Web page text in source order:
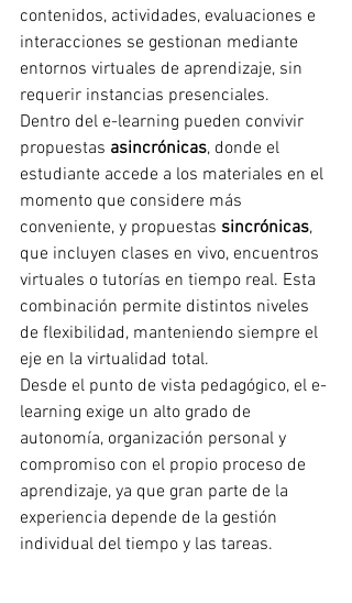
contenidos, actividades, evaluaciones e
interacciones se gestionan mediante
entornos virtuales de aprendizaje, sin
requerir instancias presenciales.
Dentro del e-learning pueden convivir
propuestas asincrónicas, donde el
estudiante accede a los materiales en el
momento que considere más
conveniente, y propuestas sincrónicas,
que incluyen clases en vivo, encuentros
virtuales o tutorías en tiempo real. Esta
combinación permite distintos niveles
de flexibilidad, manteniendo siempre el
eje en la virtualidad total.
Desde el punto de vista pedagógico, el e-
learning exige un alto grado de
autonomía, organización personal y
compromiso con el propio proceso de
aprendizaje, ya que gran parte de la
experiencia depende de la gestión
individual del tiempo y las tareas.